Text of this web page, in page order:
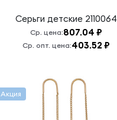
Серьги детские 2110064
Ср. цена:807.04 ₽
Ср. опт. цена:403.52 ₽
Акция